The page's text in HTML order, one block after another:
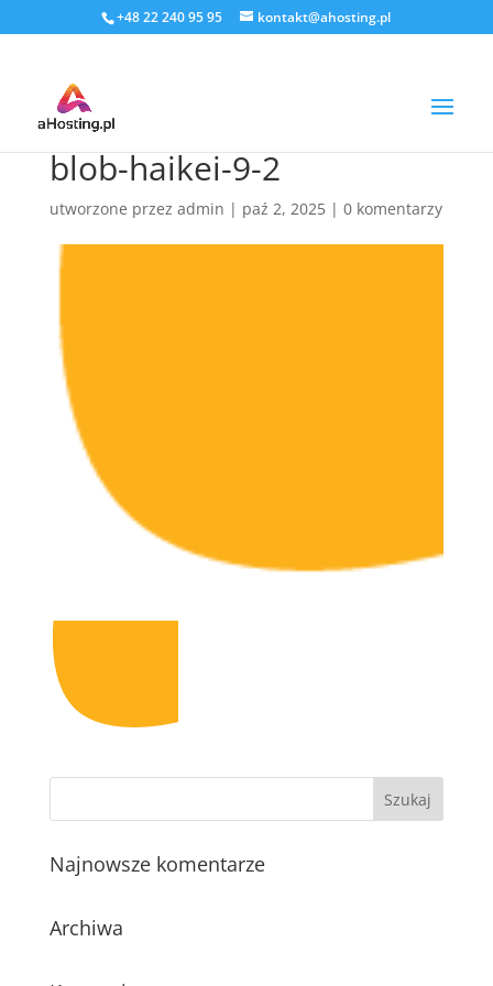
+48 22 240 95 95 kontakt@ahosting.pl
blob-haikei-9-2
utworzone przez admin | paź 2, 2025| 0 komentarzy
Najnowsze komentarze
Archiwa